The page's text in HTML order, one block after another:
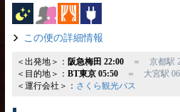
夜行バス女性安心カーテン
この便の詳細情報
＜出発地＞： 阪急梅田 22:00＝ 京都駅
＜目的地＞： BT東京 05:50＝ 大宮駅
＜運行会社＞： さくら観光バス